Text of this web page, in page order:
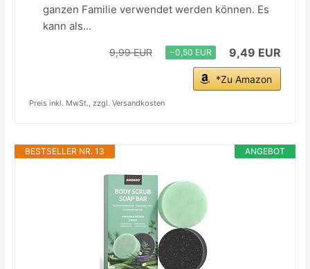
ganzen Familie verwendet werden können. Es
kann als...
9,99 EUR −0,50 EUR 9,49 EUR
*Zu Amazon
Preis inkl. MwSt., zzgl. Versandkosten
ANGEBOT
BESTSELLER NR. 13